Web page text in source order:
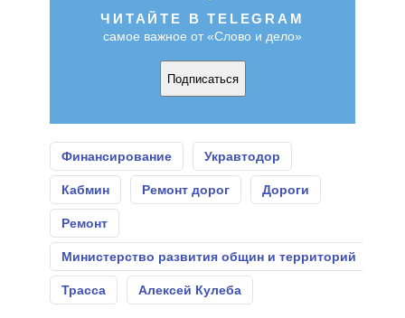
ЧИТАЙТЕ В TELEGRAM
самое важное от «Слово и дело»
Подписаться
Финансирование Укравтодор
Кабмин Ремонт дорог Дороги
Ремонт
Министерство развития общин и территорий
Трасса Алексей Кулеба